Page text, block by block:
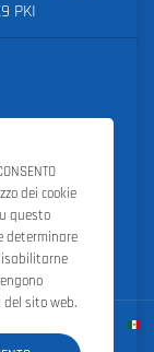
PKI
2020, 2021,
dei cookie
questo
determinare
del sito web.